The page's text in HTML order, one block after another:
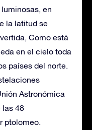
en
la latitud se
Como está
en el cielo toda
países del norte.
Astronómica
las 48
ptolomeo.